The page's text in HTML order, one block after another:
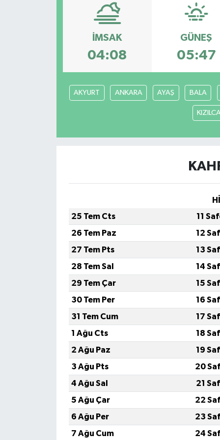
İMSAK
04:08
GÜNEŞ
05:47
AKYURT ANKARA AYAŞ BALA
25 Tem Cts
11
26 Tem Paz
12
27 Tem Pts
13
28 Tem Sal
14
29 Tem Çar
15
30 Tem Per
16
31 Tem Cum
17
1 Ağu Cts
18
2 Ağu Paz
19
3 Ağu Pts
20
4 Ağu Sal
21
5 Ağu Çar
22
6 Ağu Per
23
7 Ağu Cum
24